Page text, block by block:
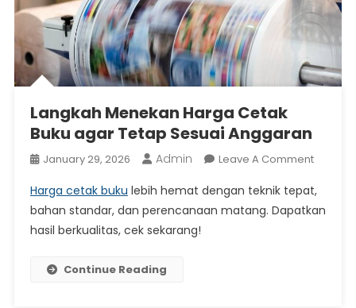
Langkah Menekan Harga Cetak
Buku agar Tetap Sesuai Anggaran
January 29, 2026 Admin Leave A CommentOn
Harga
Harga cetak buku lebih hemat dengan teknik tepat,
bahan standar, dan perencanaan matang. Dapatkan
hasil berkualitas, cek sekarang!
Continue Reading